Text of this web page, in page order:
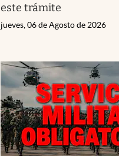
este trámite
jueves, 06 de Agosto de 2026